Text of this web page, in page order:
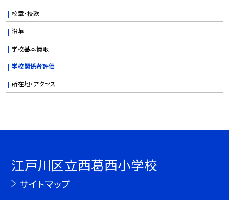
校章・校歌
沿革
学校基本情報
学校関係者評価
所在地・アクセス
江戸川区立西葛西小学校
サイトマップ